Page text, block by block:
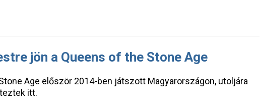
jön a Queens of the Stone Age
Age először 2014-ben játszott Magyarországon, utoljára
itt.